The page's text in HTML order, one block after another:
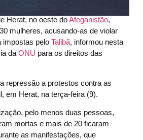
Herat, no oeste doAfeganistão,
mulheres, acusando-as de violar
impostas pelo Talibã, informou nesta
da ONU para os direitos das
repressão a protestos contra as
em Herat, na terça-feira (9).
pelo menos duas pessoas,
mortas e mais de 20 ficaram
as manifestações, que